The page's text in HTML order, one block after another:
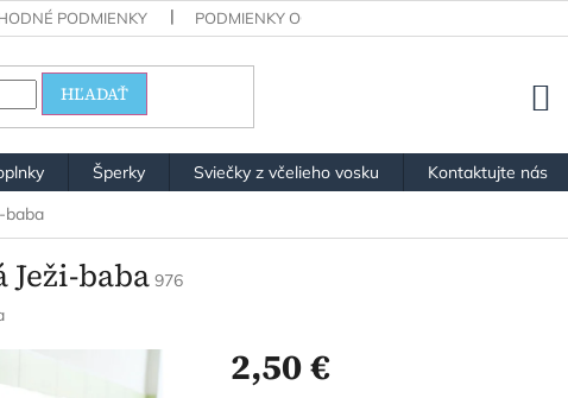
PODMIENKY PODMIENKY OCHRANY OSOBNÝCH ÚDAJOV
HĽADAŤ
Šperky Sviečky z včelieho vosku Kontaktujte nás
baba
baba 976
2,50 €